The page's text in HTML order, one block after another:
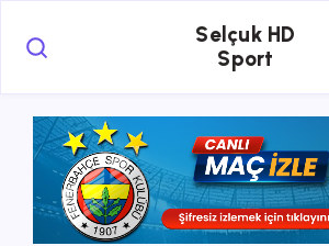
Selçuk HD
Sport